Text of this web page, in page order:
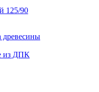
125/90
древесины
из ДПК